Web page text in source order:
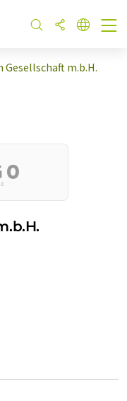
Gesellschaft m.b.H.